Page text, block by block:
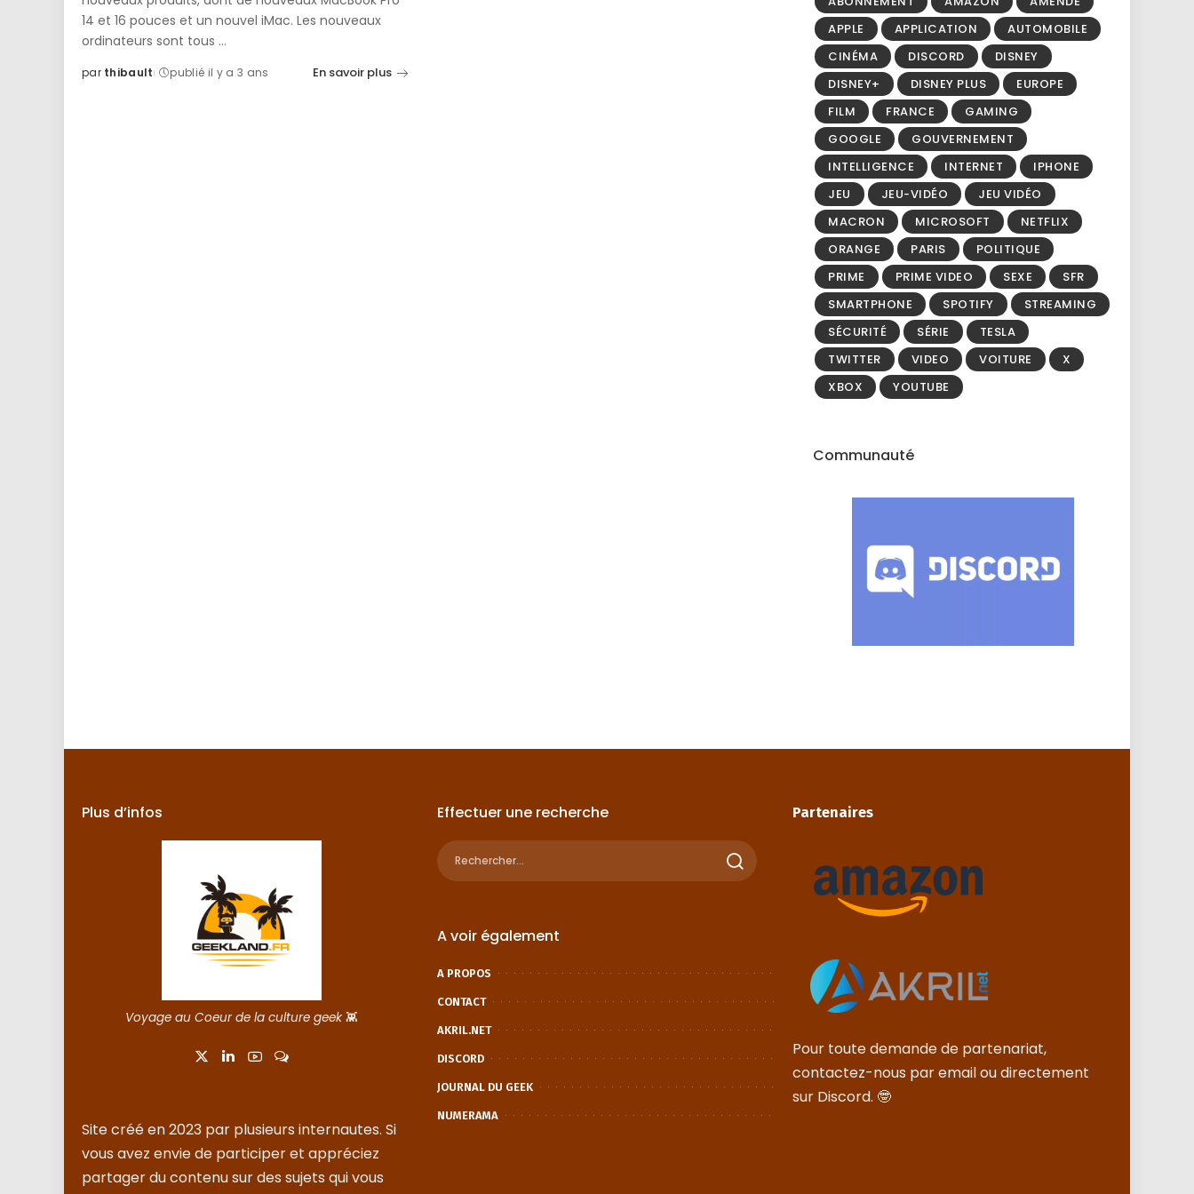
14 et 16 pouces et un nouvel iMac. Les nouveaux
ordinateurs sont tous ...
Posted
par thibault publié il y a 3 ans En savoir plus
APPLE
APPLICATION
AUTOMOBILE
CINÉMA
DISCORD
DISNEY
DISNEY+
DISNEY PLUS
EUROPE
FILM
FRANCE
GAMING
GOOGLE
GOUVERNEMENT
INTELLIGENCE
INTERNET
IPHONE
JEU
JEU-VIDÉO
JEU VIDÉO
MACRON
MICROSOFT
NETFLIX
ORANGE
PARIS
POLITIQUE
PRIME
PRIME VIDEO SEXE
SFR
SMARTPHONE
SPOTIFY
STREAMING
SÉCURITÉ
SÉRIE
TESLA
TWITTER
VIDEO VOITURE
X
XBOX
YOUTUBE
Communauté
Plus d’infos
Voyage au Coeur de la culture geek👾
Site créé en 2023 par plusieurs internautes. Si
vous avez envie de participer et appréciez
partager du contenu sur des sujets qui vous
Effectuer une recherche
A voir également
A PROPOS
CONTACT
AKRIL.NET
DISCORD
JOURNAL DU GEEK
NUMERAMA
Partenaires
Pour toute demande de partenariat,
contactez-nous par email ou directement
sur Discord. 🤓